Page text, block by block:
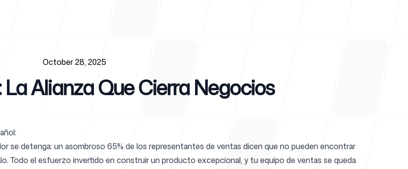
October 28, 2025
Alianza Que Cierra Negocios
se detenga: un asombroso 65% de los representantes de ventas dicen que no pueden encontrar
Todo el esfuerzo invertido en construir un producto excepcional, y tu equipo de ventas se queda